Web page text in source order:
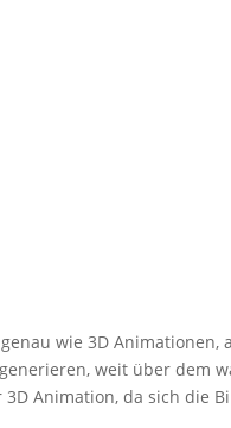
wie 3D
weit über dem
3D Animation, da sich die